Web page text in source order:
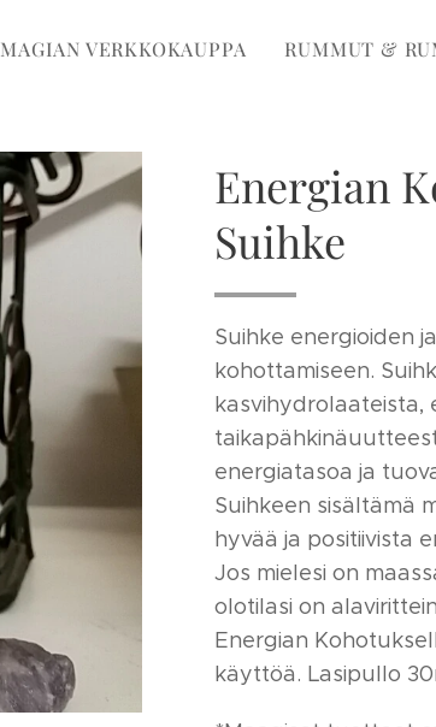
MAGIAN VERKKOKAUPPA RUMMUT &
Energian
Suihke
Suihke energioiden
kohottamiseen.
kasvihydrolaateista,
energiatasoa ja
Suihkeen sisältämä
hyvää ja positiivista
Jos mielesi on
olotilasi on
Energian
käyttöä. Lasipullo